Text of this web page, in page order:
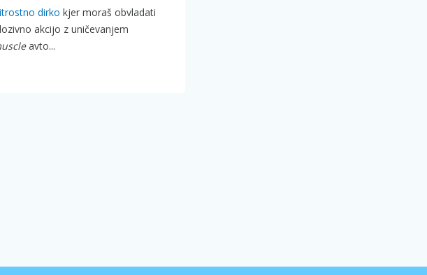
dirko kjer moraš obvladati
akcijo z uničevanjem
avto...